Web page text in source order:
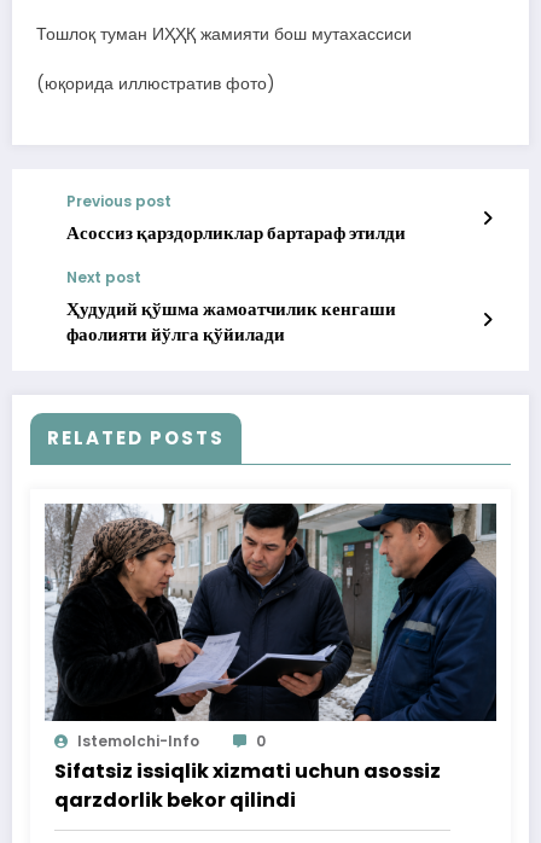
Тошлоқ туман ИҲҲҚ жамияти бош мутахассиси
(юқорида иллюстратив фото)
Previous post
Асоссиз қарздорликлар бартараф этилди
Next post
Ҳудудий қўшма жамоатчилик кенгаши
фаолияти йўлга қўйилади
RELATED POSTS
Istemolchi-Info 0
Sifatsiz issiqlik xizmati uchun asossiz
qarzdorlik bekor qilindi